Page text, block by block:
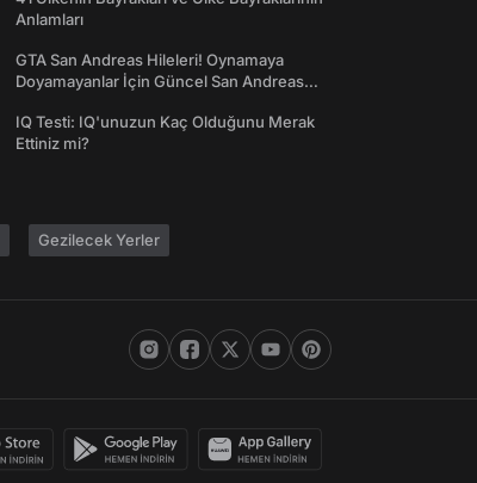
Anlamları
GTA San Andreas Hileleri! Oynamaya
Doyamayanlar İçin Güncel San Andreas
IQ Testi: IQ'unuzun Kaç Olduğunu Merak
Ettiniz mi?
Gezilecek Yerler